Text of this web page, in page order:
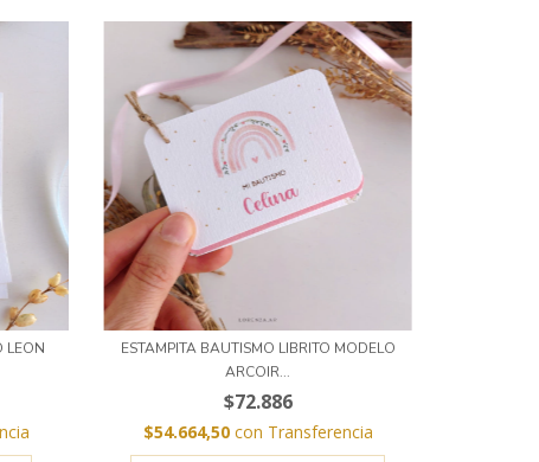
LEON
ESTAMPITA BAUTISMO LIBRITO MODELO
ARCOIR...
$72.886
$54.664,50 con Transferencia